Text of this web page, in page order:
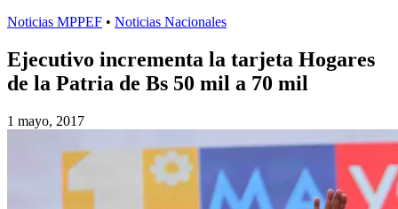
Noticias MPPEF • Noticias Nacionales
Ejecutivo incrementa la tarjeta Hogares
de la Patria de Bs 50 mil a 70 mil
1 mayo, 2017